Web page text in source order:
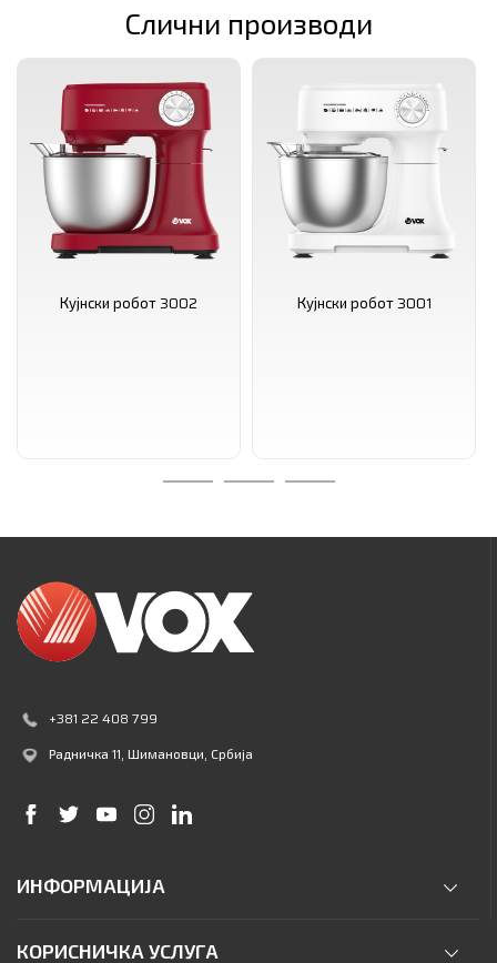
Слични производи
Кујнски робот 3002 Кујнски робот 3001
+381 22 408 799
Радничка 11, Шимановци, Србија
ИНФОРМАЦИЈА
КОРИСНИЧКА УСЛУГА